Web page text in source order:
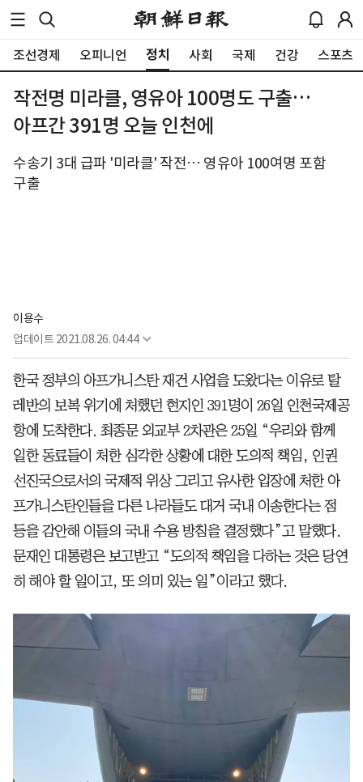
조선경제 오피니언 정치 사회 국제 건강 스포츠
작전명 미라클, 영유아 100명도 구출…
아프간 391명 오늘 인천에
수송기 3대 급파 '미라클' 작전… 영유아 100여명 포함
구출
이용수
업데이트 2021.08.26. 04:44
한국 정부의 아프가니스탄 재건 사업을 도왔다는 이유로 탈
레반의 보복 위기에 처했던 현지인 391명이 26일 인천국제공
항에 도착한다. 최종문 외교부 2차관은 25일 “우리와 함께
일한 동료들이 처한 심각한 상황에 대한 도의적 책임, 인권
선진국으로서의 국제적 위상 그리고 유사한 입장에 처한 아
프가니스탄인들을 다른 나라들도 대거 국내 이송한다는 점
등을 감안해 이들의 국내 수용 방침을 결정했다”고 말했다.
문재인 대통령은 보고받고 “도의적 책임을 다하는 것은 당연
히 해야 할 일이고, 또 의미 있는 일”이라고 했다.